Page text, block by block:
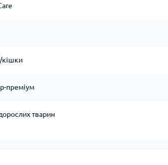
кішки
преміум
тварин